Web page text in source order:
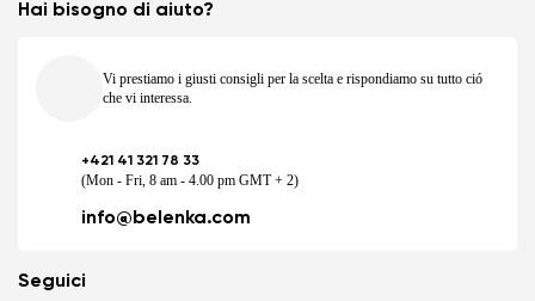
Hai bisogno di aiuto?
Vi prestiamo i giusti consigli per la scelta e rispondiamo su tutto ció
che vi interessa.
+421 41 321 78 33
(Mon - Fri, 8 am - 4.00 pm GMT + 2)
info@belenka.com
Seguici